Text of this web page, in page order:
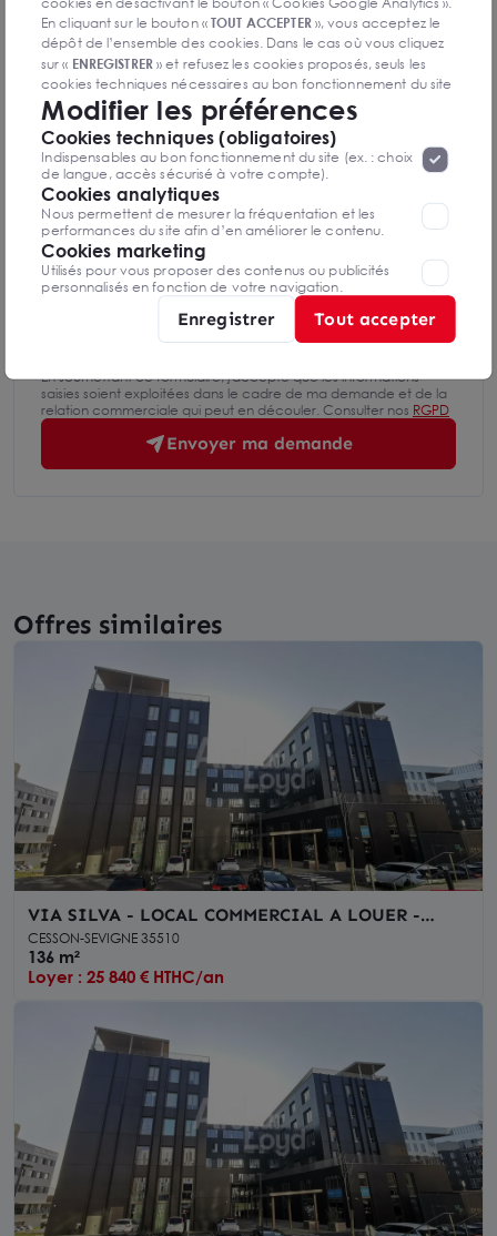
Nom Prénom
Email
Téléphone
Message
En soumettant ce formulaire, j'accepte que les informations
saisies soient exploitées dans le cadre de ma demande et de la
relation commerciale qui peut en découler. Consulter nos RGPD
Envoyer ma demande
Offres similaires
VIA SILVA - LOCAL COMMERCIAL A LOUER -
VISIBILITE
CESSON-SEVIGNE 35510
136 m²
Loyer : 25 840 € HTHC/an
En cliquant sur le bouton «TOUT ACCEPTER», vous acceptez le
dépôt de l’ensemble des cookies. Dans le cas où vous cliquez
sur « ENREGISTRER» et refusez les cookies proposés, seuls les
cookies techniques nécessaires au bon fonctionnement du site
seront déposés. Pour plus d’informations, vous pouvez consulter
la page«Protection des données à caractère
personnel ».Lorsque vous naviguez sur notre site internet, il
peut être amenée à déposer des cookies. Vous avez la
possibilité de désactiver les cookies, ces réglages ne seront
valables que sur le navigateur que vous utilisez actuellement
Modifier les préférences
Cookies techniques (obligatoires)
Indispensables au bon fonctionnement du site (ex. : choix
de langue, accès sécurisé à votre compte).
Cookies analytiques
Nous permettent de mesurer la fréquentation et les
performances du site afin d’en améliorer le contenu.
Cookies marketing
Utilisés pour vous proposer des contenus ou publicités
personnalisés en fonction de votre navigation.
Enregistrer Tout accepter